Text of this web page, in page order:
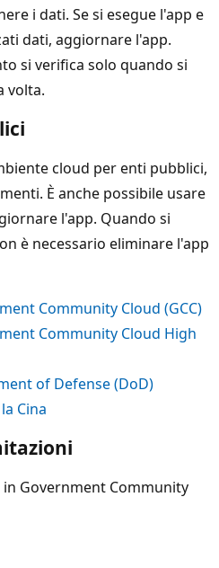
i dati. Se si esegue l'app e
dati, aggiornare l'app.
si verifica solo quando si
volta.
cloud per enti pubblici,
È anche possibile usare
l'app. Quando si
è necessario eliminare l'app
Community Cloud (GCC)
Community Cloud High
of Defense (DoD)
Cina
Government Community